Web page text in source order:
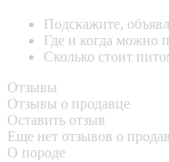
Подскажите,
Где и когда можно
Сколько стоит
Отзывы
Отзывы о продавце
Оставить отзыв
Еще нет отзывов о
О породе